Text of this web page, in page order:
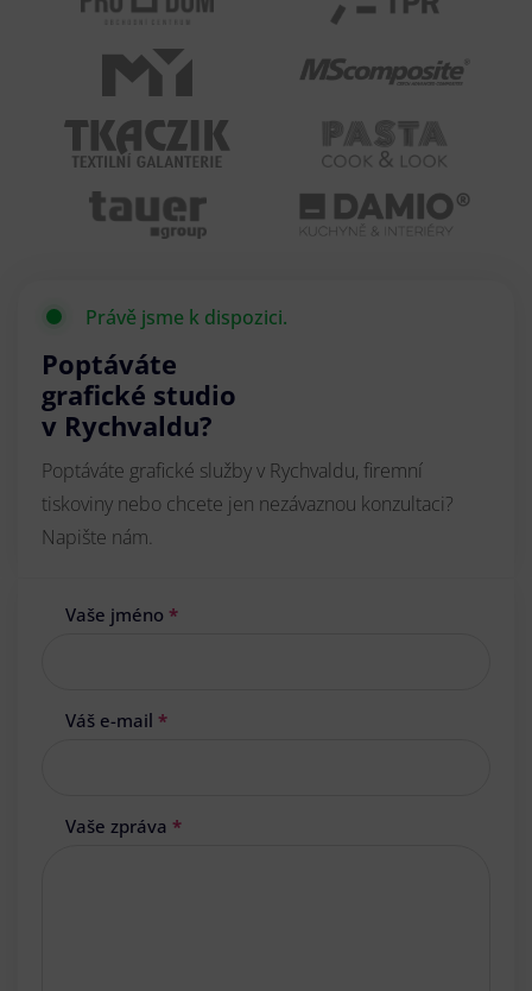
Právě jsme k dispozici.
Poptáváte
grafické studio
v Rychvaldu?
Poptáváte grafické služby v Rychvaldu, firemní
tiskoviny nebo chcete jen nezávaznou konzultaci?
Napište nám.
Vaše jméno *
Váš e-mail *
Vaše zpráva *